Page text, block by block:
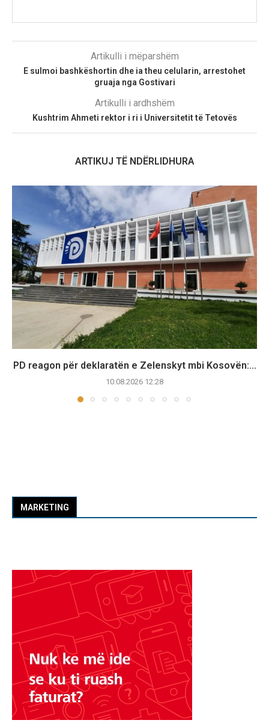
Artikulli i mëparshëm
E sulmoi bashkëshortin dhe ia theu celularin, arrestohet
gruaja nga Gostivari
Artikulli i ardhshëm
Kushtrim Ahmeti rektor i ri i Universitetit të Tetovës
ARTIKUJ TË NDËRLIDHURA
PD reagon për deklaratën e Zelenskyt mbi Kosovën:...
10.08.2026 12:28
MARKETING